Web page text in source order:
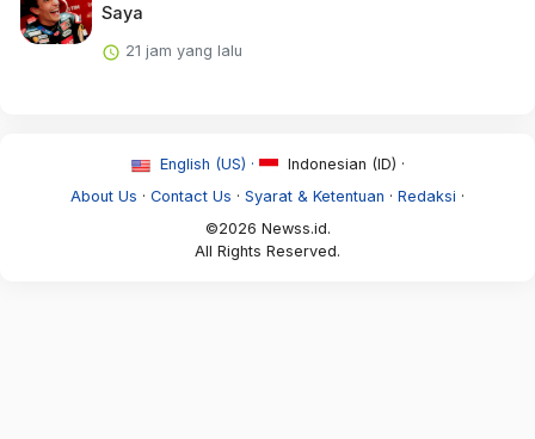
Saya
21 jam yang lalu
English (US) ·
Indonesian (ID) ·
About Us · Contact Us · Syarat & Ketentuan · Redaksi ·
©2026 Newss.id.
All Rights Reserved.